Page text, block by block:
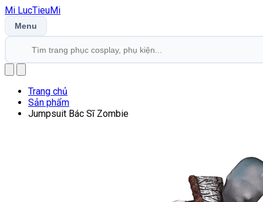
Mi LucTieuMi
Menu
Trang chủ
Sản phẩm
Jumpsuit Bác Sĩ Zombie